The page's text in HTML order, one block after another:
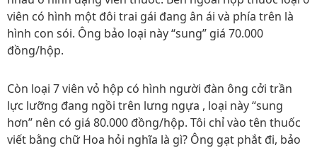
viên có hình một đôi trai gái đang ân ái và phía trên là
hình con sói. Ông bảo loại này “sung” giá 70.000
đồng/hộp.
Còn loại 7 viên vỏ hộp có hình người đàn ông cởi trần
lực lưỡng đang ngồi trên lưng ngựa , loại này “sung
hơn” nên có giá 80.000 đồng/hộp. Tôi chỉ vào tên thuốc
viết bằng chữ Hoa hỏi nghĩa là gì? Ông gạt phắt đi, bảo